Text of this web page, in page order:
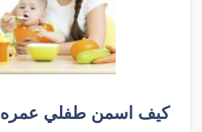
كيف اسمن طفلي عمره 9 شهور